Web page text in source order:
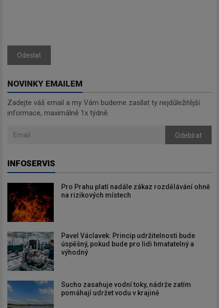
Odeslat
NOVINKY EMAILEM
Zadejte váš email a my Vám budeme zasílat ty nejdůležitější
informace, maximálně 1x týdně.
Odebírat
INFOSERVIS
Pro Prahu platí nadále zákaz rozdělávání ohně
na rizikových místech
Pavel Václavek: Princip udržitelnosti bude
úspěšný, pokud bude pro lidi hmatatelný a
výhodný
Sucho zasahuje vodní toky, nádrže zatím
pomáhají udržet vodu v krajině